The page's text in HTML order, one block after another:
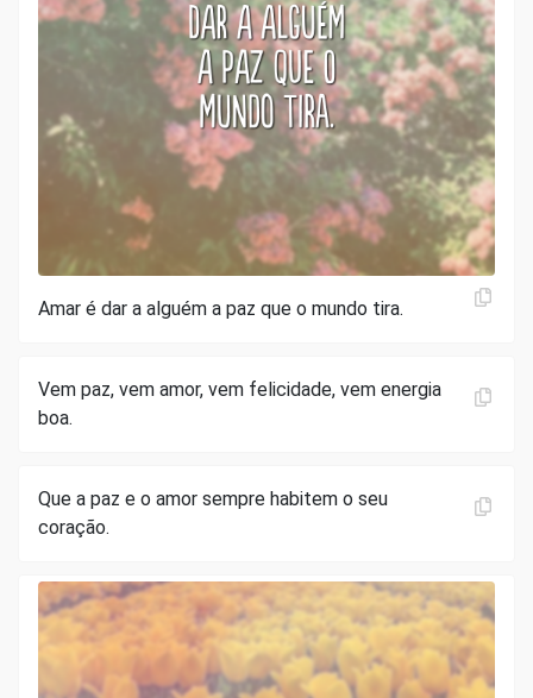
Amar é dar a alguém a paz que o mundo tira.
Vem paz, vem amor, vem felicidade, vem energia
boa.
Que a paz e o amor sempre habitem o seu
coração.